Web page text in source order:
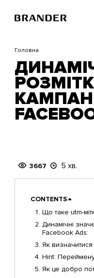
основного
Головна
3667 5 хв.
CONTENTS
Що таке utm-
Динамічні
Facebook Ads:
Як визначитися
Hint:
Як це добро